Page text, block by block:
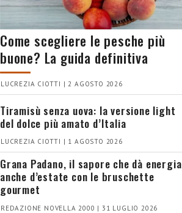
Come scegliere le pesche più
buone? La guida definitiva
LUCREZIA CIOTTI | 2 AGOSTO 2026
Tiramisù senza uova: la versione light
del dolce più amato d’Italia
LUCREZIA CIOTTI | 1 AGOSTO 2026
Grana Padano, il sapore che dà energia
anche d’estate con le bruschette
gourmet
REDAZIONE NOVELLA 2000 | 31 LUGLIO 2026